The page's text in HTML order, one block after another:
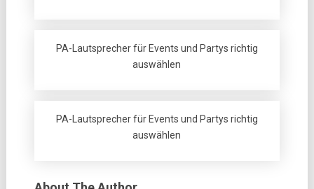
PA-Lautsprecher für Events und Partys richtig
auswählen
PA-Lautsprecher für Events und Partys richtig
auswählen